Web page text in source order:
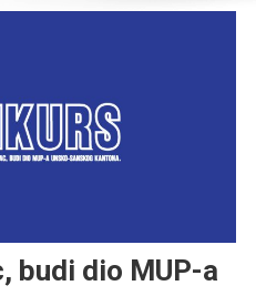
budi dio MUP-a